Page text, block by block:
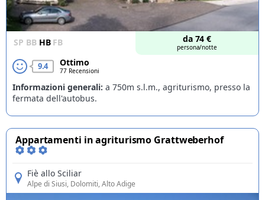
SP BB HB FB da 74 €
persona/notte
9.4 Ottimo
77 Recensioni
Informazioni generali: a 750m s.l.m., agriturismo, presso la
fermata dell'autobus.
Appartamenti in agriturismo Grattweberhof
Fiè allo Sciliar
Alpe di Siusi, Dolomiti, Alto Adige